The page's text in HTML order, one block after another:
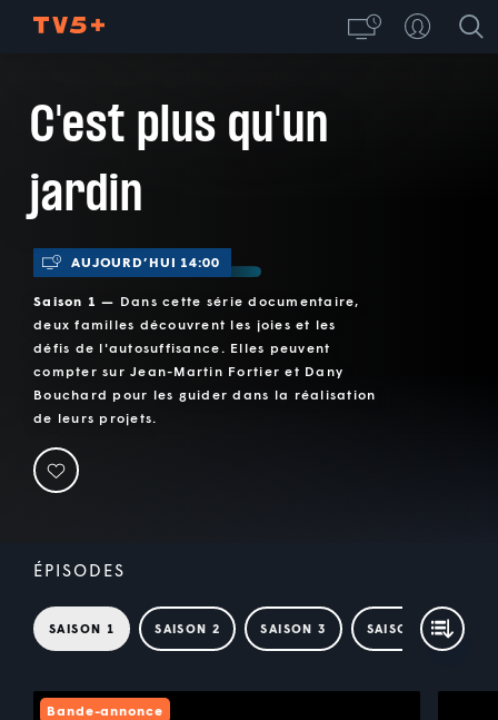
C'est plus qu'un
jardin
AUJOURD’HUI 14:00
Saison 1 — Dans cette série documentaire,
deux familles découvrent les joies et les
défis de l'autosuffisance. Elles peuvent
compter sur Jean-Martin Fortier et Dany
Bouchard pour les guider dans la réalisation
de leurs projets.
ÉPISODES
SAISON 1 SAISON 2 SAISON 3 SAISON 4
Bande-annonce